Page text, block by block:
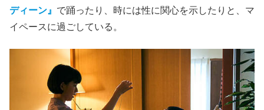
ディーン』 で踊ったり、時には性に関心を示したりと、マ
イペースに過ごしている。